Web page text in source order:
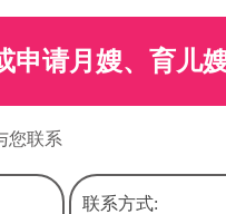
申请月嫂、育儿
您联系
联系方式: